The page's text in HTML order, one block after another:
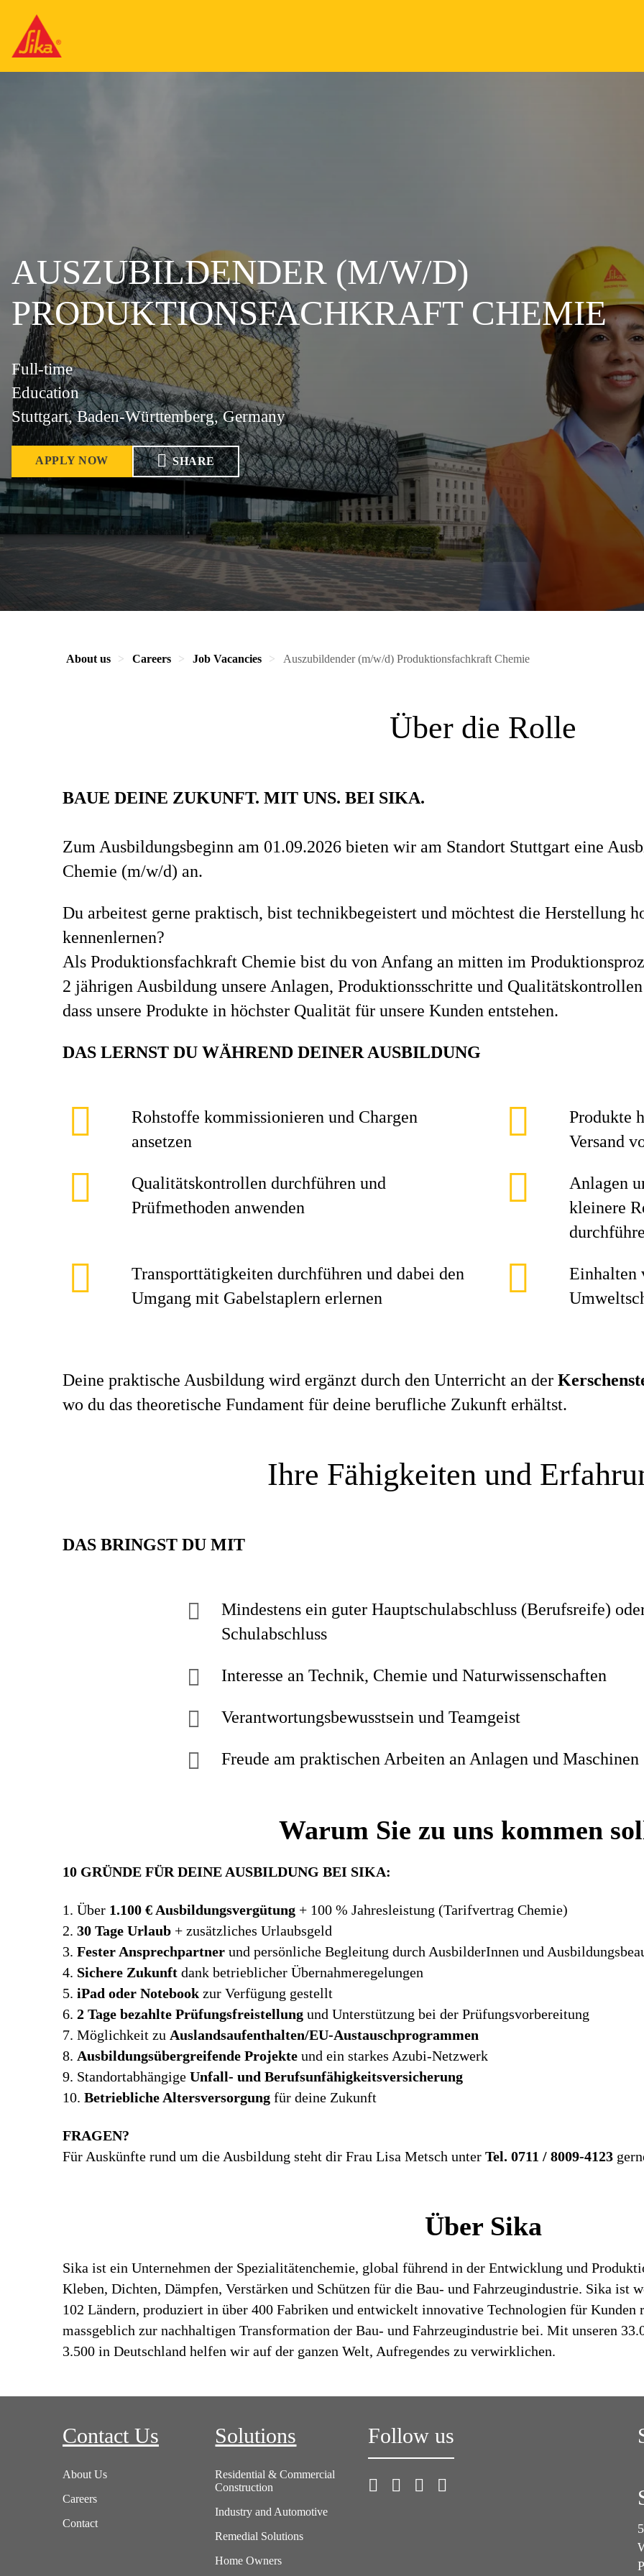
AUSZUBILDENDER (M/W/D)
PRODUKTIONSFACHKRAFT CHEMIE
Full-time
Education
Stuttgart, Baden-Württemberg, Germany
APPLY NOW SHARE
About us Careers Job Vacancies Auszubildender (m/w/d) Produktionsfachkraft Chemie
Über die Rolle
BAUE DEINE ZUKUNFT. MIT UNS. BEI SIKA.
Zum Ausbildungsbeginn am 01.09.2026 bieten wir am Standort Stuttgart eine
Chemie (m/w/d) an.
Du arbeitest gerne praktisch, bist technikbegeistert und möchtest die Herstellung
kennenlernen?
Als Produktionsfachkraft Chemie bist du von Anfang an mitten im
2 jährigen Ausbildung unsere Anlagen, Produktionsschritte und
dass unsere Produkte in höchster Qualität für unsere Kunden entstehen.
DAS LERNST DU WÄHREND DEINER AUSBILDUNG
Rohstoffe kommissionieren und Chargen
ansetzen
Produkte
Versand
Qualitätskontrollen durchführen und
Prüfmethoden anwenden
Anlagen
kleinere
Transporttätigkeiten durchführen und dabei den
Umgang mit Gabelstaplern erlernen
Einhalten
Deine praktische Ausbildung wird ergänzt durch den Unterricht an der
wo du das theoretische Fundament für deine berufliche Zukunft erhältst.
Ihre Fähigkeiten und
DAS BRINGST DU MIT
Mindestens ein guter Hauptschulabschluss (Berufsreife)
Schulabschluss
Interesse an Technik, Chemie und Naturwissenschaften
Verantwortungsbewusstsein und Teamgeist
Freude am praktischen Arbeiten an Anlagen und Maschinen
Warum Sie zu uns kommen
10 GRÜNDE FÜR DEINE AUSBILDUNG BEI SIKA:
1. Über 1.100 € Ausbildungsvergütung + 100 % Jahresleistung (Tarifvertrag Chemie)
2. 30 Tage Urlaub + zusätzliches Urlaubsgeld
3. Fester Ansprechpartner und persönliche Begleitung durch AusbilderInnen und
4. Sichere Zukunft dank betrieblicher Übernahmeregelungen
5. iPad oder Notebook zur Verfügung gestellt
6. 2 Tage bezahlte Prüfungsfreistellung und Unterstützung bei der Prüfungsvorbereitung
7. Möglichkeit zu Auslandsaufenthalten/EU-Austauschprogrammen
8. Ausbildungsübergreifende Projekte und ein starkes Azubi-Netzwerk
9. Standortabhängige Unfall- und Berufsunfähigkeitsversicherung
10. Betriebliche Altersversorgung für deine Zukunft
FRAGEN?
Für Auskünfte rund um die Ausbildung steht dir Frau Lisa Metsch unter Tel. 0711 / 8009-4123
Über Sika
Sika ist ein Unternehmen der Spezialitätenchemie, global führend in der Entwicklung und
Kleben, Dichten, Dämpfen, Verstärken und Schützen für die Bau- und Fahrzeugindustrie. Sika ist
102 Ländern, produziert in über 400 Fabriken und entwickelt innovative Technologien für Kunden
massgeblich zur nachhaltigen Transformation der Bau- und Fahrzeugindustrie bei. Mit unseren
3.500 in Deutschland helfen wir auf der ganzen Welt, Aufregendes zu verwirklichen.
Contact Us
About Us
Careers
Contact
Solutions
Residential & Commercial
Construction
Industry and Automotive
Remedial Solutions
Home Owners
Follow us